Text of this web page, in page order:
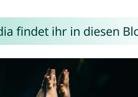
findet ihr in diesen